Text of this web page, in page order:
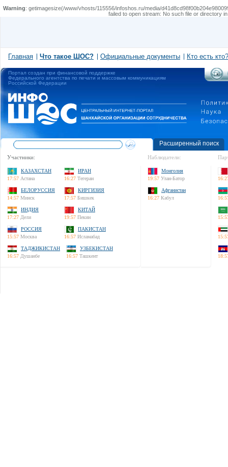
Warning: getimagesize(/www/vhosts/115556/infoshos.ru/media/
failed to open stream: No such file or directory
Главная Что такое ШОС? Официальные документы Кто есть кто?
Портал создан при финансовой поддержке
Федерального агентства по печати и массовым коммуникациям
Российской Федерации
Расширенный поиск
Участники:
КАЗАХСТАН
17:57 Астана
ИРАН
16:27 Тегеран
БЕЛОРУССИЯ
14:57 Минск
КИРГИЗИЯ
17:57 Бишкек
ИНДИЯ
17:27 Дели
КИТАЙ
19:57 Пекин
РОССИЯ
15:57 Москва
ПАКИСТАН
16:57 Исламабад
ТАДЖИКИСТАН
16:57 Душанбе
УЗБЕКИСТАН
16:57 Ташкент
Наблюдатели:
Монголия
19:57 Улан-Батор
Афганистан
16:27 Кабул